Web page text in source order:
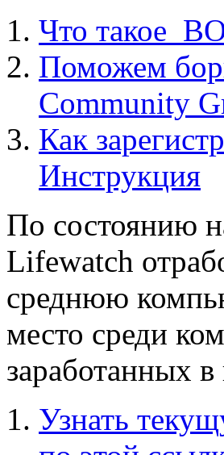
Что такое
Поможем
Community
Как
Инструкция
По состоянию
Lifewatch
среднюю
место среди
заработанных
Узнать